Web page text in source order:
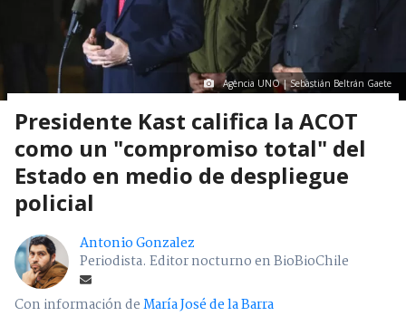
Agencia UNO | Sebastián Beltrán Gaete
Presidente Kast califica la ACOT
como un "compromiso total" del
Estado en medio de despliegue
policial
Antonio Gonzalez
Periodista. Editor nocturno en BioBioChile
Con información deMaría José de la Barra